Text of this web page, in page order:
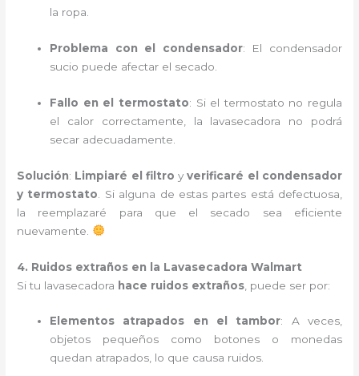
la ropa.
Problema con el condensador: El condensador
sucio puede afectar el secado.
Fallo en el termostato: Si el termostato no regula
el calor correctamente, la lavasecadora no podrá
secar adecuadamente.
Solución: Limpiaré el filtro yverificaré el condensador
y termostato . Si alguna de estas partes está defectuosa,
la reemplazaré para que el secado sea eficiente
nuevamente.
4. Ruidos extraños en la Lavasecadora Walmart
Si tu lavasecadora hace ruidos extraños , puede ser por:
Elementos atrapados en el tambor: A veces,
objetos pequeños como botones o monedas
quedan atrapados, lo que causa ruidos.